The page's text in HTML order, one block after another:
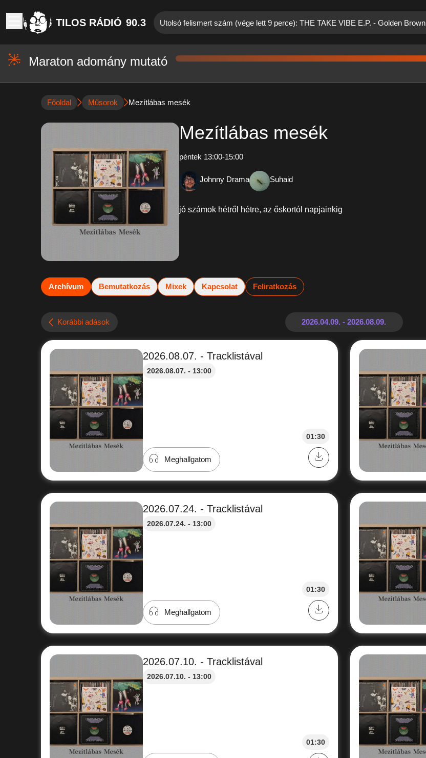
TILOS RÁDIÓ 90.3 Utolsó felismert szám (vége lett 9 perce): THE TAKE VIBE E.P. - Golden Brown
Maraton adomány mutató
Főoldal Műsorok Mezítlábas mesék
Mezítlábas mesék
péntek 13:00-15:00
Johnny Drama Suhaid
jó számok hétről hétre, az őskortól napjainkig
Archívum Bemutatkozás Mixek Kapcsolat Feliratkozás
Korábbi adások
2026.08.07. - Tracklistával
2026.08.07. - 13:00
01:30
Meghallgatom
2026.07.24. - Tracklistával
2026.07.24. - 13:00
01:30
Meghallgatom
2026.07.10. - Tracklistával
2026.07.10. - 13:00
01:30